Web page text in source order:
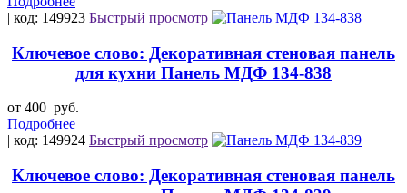
| код: 149923 Быстрый просмотр
Ключевое слово: Декоративная стеновая панель
для кухни Панель МДФ 134-838
от 400 руб.
Подробнее
| код: 149924 Быстрый просмотр
Ключевое слово: Декоративная стеновая панель